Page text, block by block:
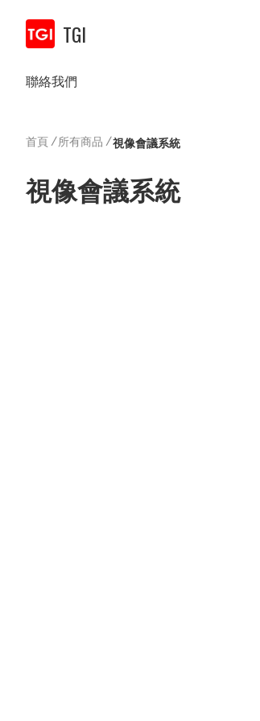
TGI
聯絡我們
首頁/所有商品 /視像會議系統
視像會議系統